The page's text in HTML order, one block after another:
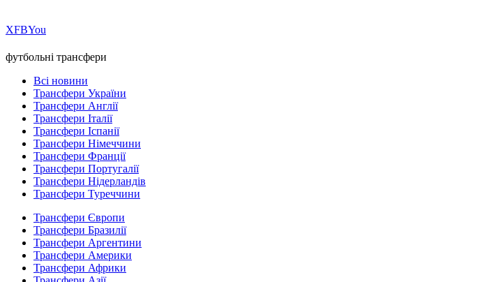
ХFBYou
футбольні трансфери
Всі новини
Трансфери України
Трансфери Англії
Трансфери Італії
Трансфери Іспанії
Трансфери Німеччини
Трансфери Франції
Трансфери Португалії
Трансфери Нідерландів
Трансфери Туреччини
Трансфери Європи
Трансфери Бразилії
Трансфери Аргентини
Трансфери Америки
Трансфери Африки